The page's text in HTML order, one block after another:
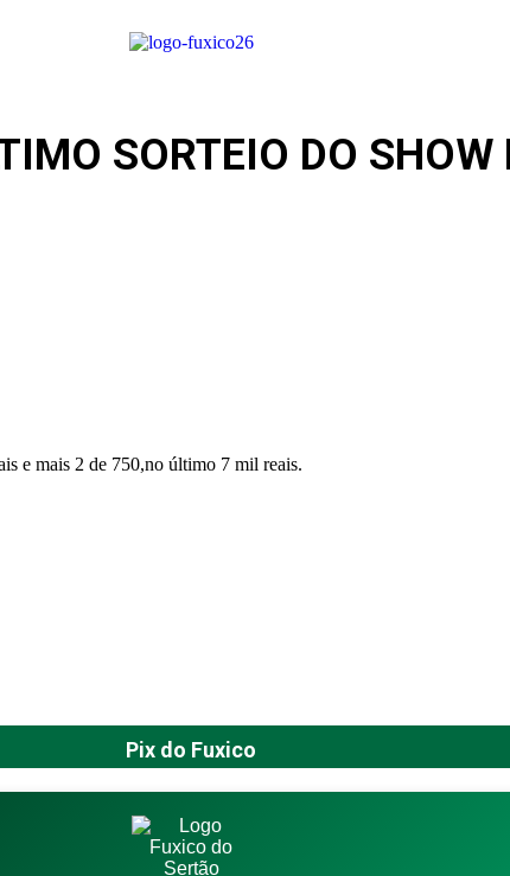
SORTEIO DO SHOW
e mais 2 de 750,no último 7 mil reais.
Pix do Fuxico